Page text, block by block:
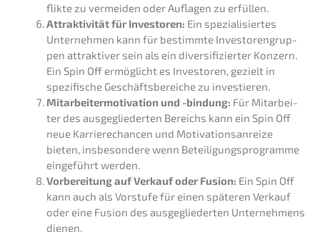
flik­te zu vermei­den oder Aufla­gen zu erfüllen.
Attrak­ti­vi­tät für Inves­to­ren: Ein spezia­li­sier­tes
Unter­neh­men kann für bestimm­te Inves­to­ren­grup­
pen attrak­ti­ver sein als ein diver­si­fi­zier­ter Konzern.
Ein Spin Off ermög­licht es Inves­to­ren, gezielt in
spezi­fi­sche Geschäfts­be­rei­che zu investieren.
Mitar­bei­ter­mo­ti­va­ti­on und -bindung: Für Mitar­bei­
ter des ausge­glie­der­ten Bereichs kann ein Spin Off
neue Karrie­re­chan­cen und Motiva­ti­ons­an­rei­ze
bieten, insbe­son­de­re wenn Betei­li­gungs­pro­gram­me
einge­führt werden.
Vorbe­rei­tung auf Verkauf oder Fusion: Ein Spin Off
kann auch als Vorstu­fe für einen späte­ren Verkauf
oder eine Fusion des ausge­glie­der­ten Unter­neh­mens
dienen.